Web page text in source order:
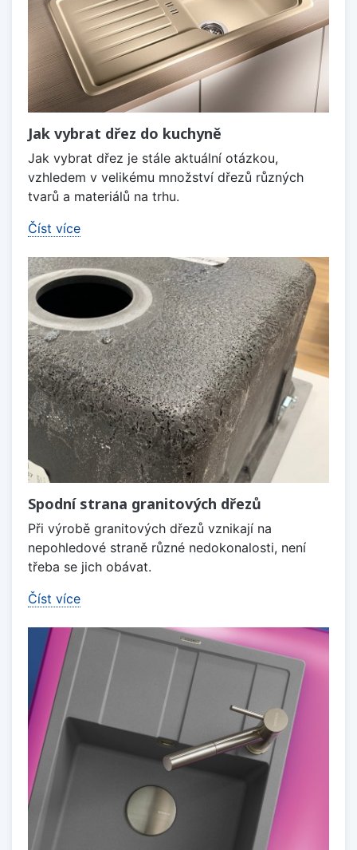
Jak vybrat dřez do kuchyně
Jak vybrat dřez je stále aktuální otázkou,
vzhledem v velikému množství dřezů různých
tvarů a materiálů na trhu.
Číst více
Spodní strana granitových dřezů
Při výrobě granitových dřezů vznikají na
nepohledové straně různé nedokonalosti, není
třeba se jich obávat.
Číst více